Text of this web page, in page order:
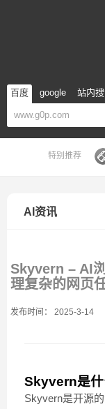
百度 google 站内
特别推荐
AI资讯
Skyvern – AI
理复杂的网页
发布时间： 2025-3-14
Skyvern是
Skyvern是开源